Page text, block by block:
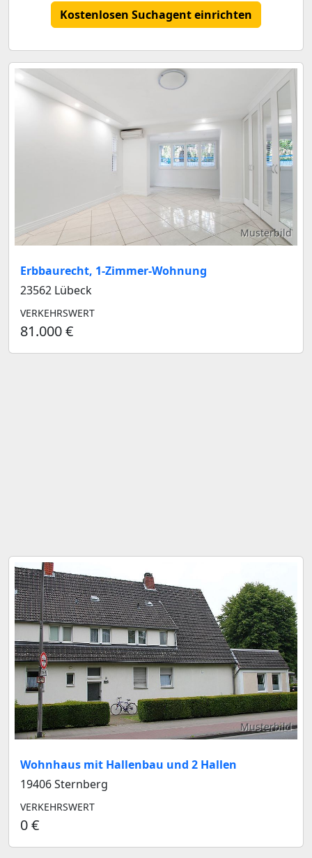
Kostenlosen Suchagent einrichten
Musterbild
Erbbaurecht, 1-Zimmer-Wohnung
23562 Lübeck
VERKEHRSWERT
81.000 €
Musterbild
Wohnhaus mit Hallenbau und 2 Hallen
19406 Sternberg
VERKEHRSWERT
0 €